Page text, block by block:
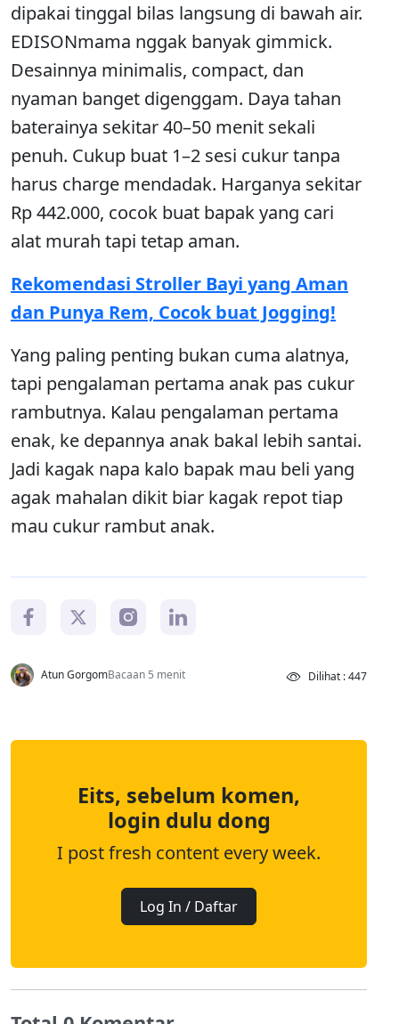
dipakai tinggal bilas langsung di bawah air.
EDISONmama nggak banyak gimmick.
Desainnya minimalis, compact, dan
nyaman banget digenggam. Daya tahan
baterainya sekitar 40–50 menit sekali
penuh. Cukup buat 1–2 sesi cukur tanpa
harus charge mendadak. Harganya sekitar
Rp 442.000, cocok buat bapak yang cari
alat murah tapi tetap aman.
Rekomendasi Stroller Bayi yang Aman
dan Punya Rem, Cocok buat Jogging!
Yang paling penting bukan cuma alatnya,
tapi pengalaman pertama anak pas cukur
rambutnya. Kalau pengalaman pertama
enak, ke depannya anak bakal lebih santai.
Jadi kagak napa kalo bapak mau beli yang
agak mahalan dikit biar kagak repot tiap
mau cukur rambut anak.
Atun GorgomBacaan 5 menit Dilihat : 447
Eits, sebelum komen,
login dulu dong
I post fresh content every week.
Log In / Daftar